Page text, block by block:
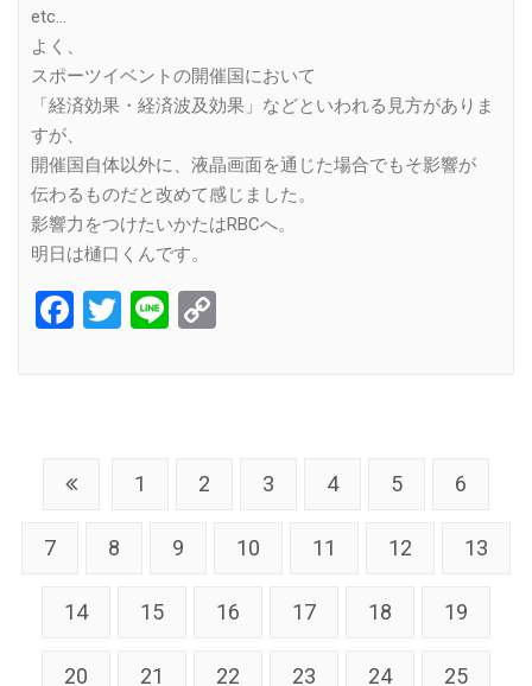
etc…
よく、
スポーツイベントの開催国において
「経済効果・経済波及効果」などといわれる見方がありま
すが、
開催国自体以外に、液晶画面を通じた場合でもそ影響が
伝わるものだと改めて感じました。
影響力をつけたいかたはRBCへ。
明日は樋口くんです。
Facebook
Twitter
Line
1 2 3 4 5 6
7 8 9 10 11 12 13
14 15 16 17 18 19
20 21 22 23 24 25